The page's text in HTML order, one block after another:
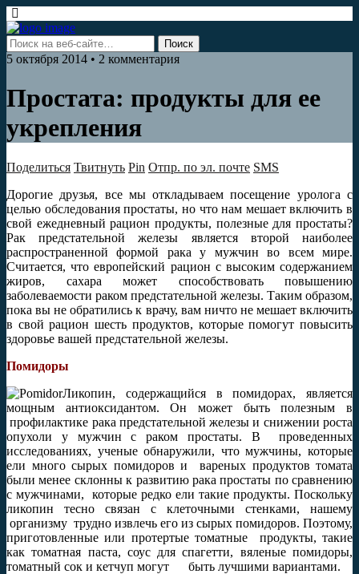
5 октября 2014 • 2 комментария
Простата: продукты для ее
укрепления
Поделиться Твитнуть Pin Отпр. по эл. почте SMS
Дорогие друзья, все мы откладываем посещение уролога с
целью обследования простаты, но что нам мешает включить в
свой ежедневный рацион продукты, полезные для простаты?
Рак предстательной железы является второй наиболее
распространенной формой рака у мужчин во всем мире.
Считается, что европейский рацион с высоким содержанием
жиров, сахара может способствовать повышению
заболеваемости раком предстательной железы. Таким образом,
пока вы не обратились к врачу, вам ничто не мешает включить
в свой рацион шесть продуктов, которые помогут повысить
здоровье вашей предстательной железы.
Помидоры
Ликопин, содержащийся в помидорах, является
мощным антиоксидантом. Он может быть полезным в
профилактике рака предстательной железы и снижении роста
опухоли у мужчин с раком простаты. В проведенных
исследованиях, ученые обнаружили, что мужчины, которые
ели много сырых помидоров и вареных продуктов томата
были менее склонны к развитию рака простаты по сравнению
с мужчинами, которые редко ели такие продукты. Поскольку
ликопин тесно связан с клеточными стенками, нашему
организму трудно извлечь его из сырых помидоров. Поэтому,
приготовленные или протертые томатные продукты, такие
как томатная паста, соус для спагетти, вяленые помидоры,
томатный сок и кетчуп могут быть лучшими вариантами.